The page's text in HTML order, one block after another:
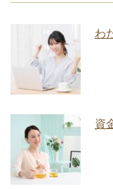
わ
資